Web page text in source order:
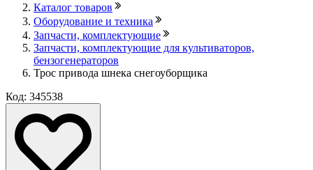
Каталог товаров
Оборудование и техника
Запчасти, комплектующие
Запчасти, комплектующие для культиваторов,
бензогенераторов
Трос привода шнека снегоуборщика
Код: 345538